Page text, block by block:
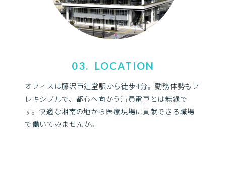
03. LOCATION
オフィスは藤沢市辻堂駅から徒歩4分。勤務体勢もフ
レキシブルで、都心へ向かう満員電車とは無縁で
す。快適な湘南の地から医療現場に貢献できる職場
で働いてみませんか。